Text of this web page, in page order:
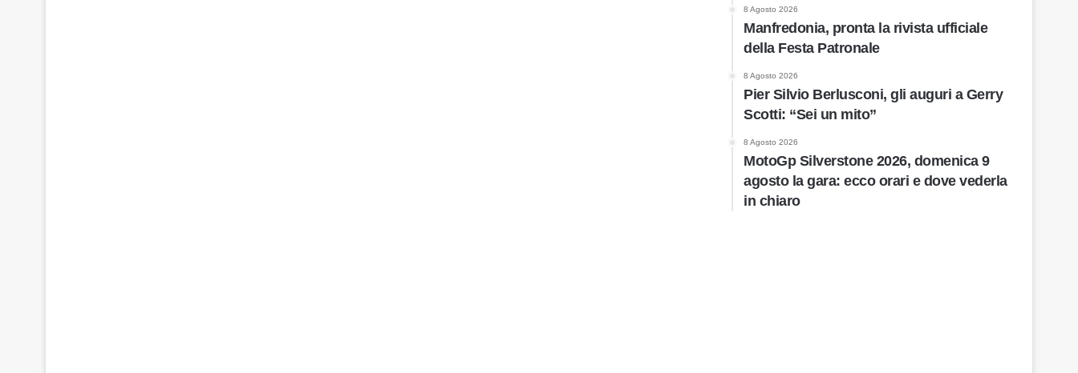
8 Agosto 2026
Manfredonia, pronta la rivista ufficiale
della Festa Patronale
8 Agosto 2026
Pier Silvio Berlusconi, gli auguri a Gerry
Scotti: “Sei un mito”
8 Agosto 2026
MotoGp Silverstone 2026, domenica 9
agosto la gara: ecco orari e dove vederla
in chiaro